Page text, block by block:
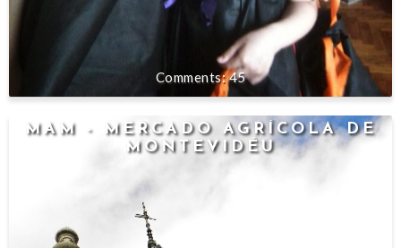
45
MAM - MERCADO AGRÍCOLA DE
MONTEVIDÉU